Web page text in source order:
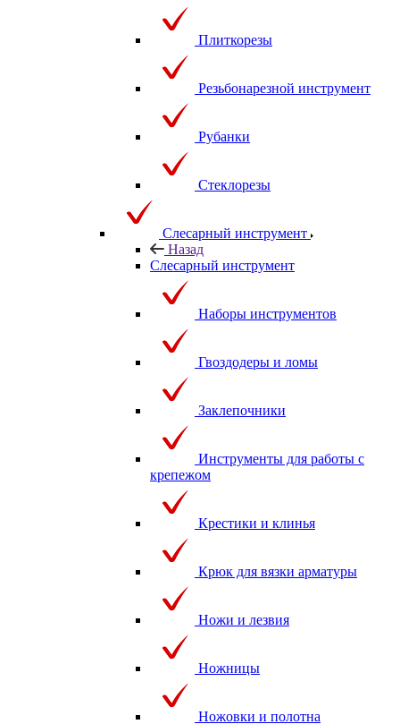
Плиткорезы
Резьбонарезной инструмент
Рубанки
Стеклорезы
Слесарный инструмент
Назад
Слесарный инструмент
Наборы инструментов
Гвоздодеры и ломы
Заклепочники
Инструменты для работы с
крепежом
Крестики и клинья
Крюк для вязки арматуры
Ножи и лезвия
Ножницы
Ножовки и полотна